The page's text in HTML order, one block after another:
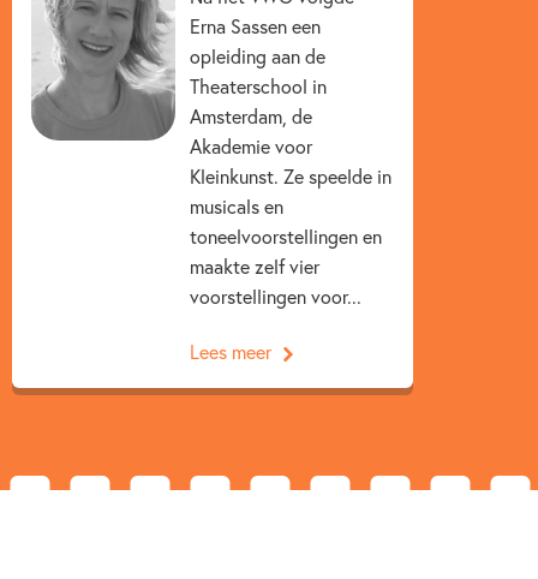
Erna Sassen een
opleiding aan de
Theaterschool in
Amsterdam, de
Akademie voor
Kleinkunst. Ze speelde in
musicals en
toneelvoorstellingen en
maakte zelf vier
voorstellingen voor...
Lees meer